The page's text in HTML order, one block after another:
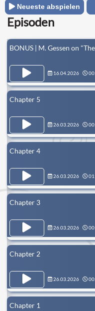
Neueste abspielen
Episoden
BONUS | M. Gessen on
16.04.2026
Chapter 5
26.03.2026
Chapter 4
26.03.2026
Chapter 3
26.03.2026
Chapter 2
26.03.2026
Chapter 1